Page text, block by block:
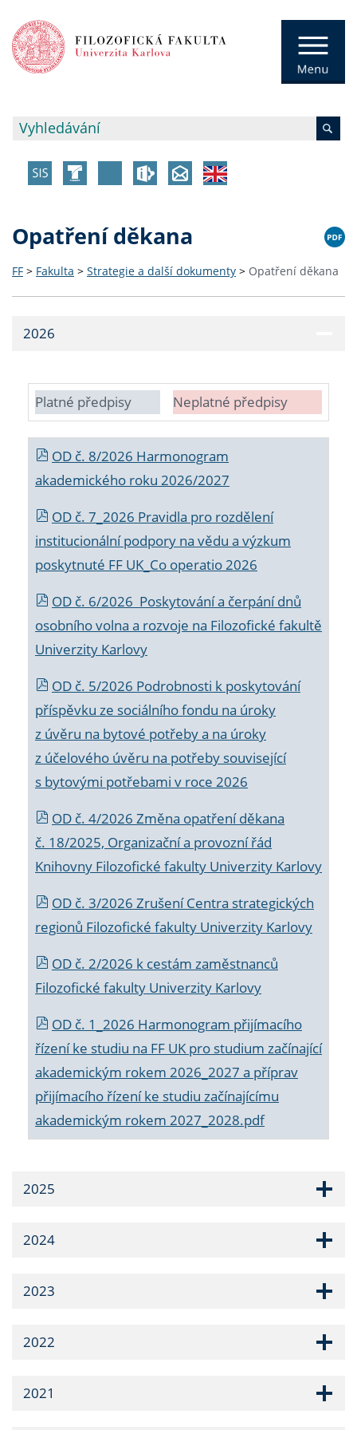
Opatření děkana
FF > Fakulta > Strategie a další dokumenty > Opatření děkana
2026
Platné předpisy Neplatné předpisy
OD č. 8/2026 Harmonogram
akademického roku 2026/2027
OD č. 7_2026 Pravidla pro rozdělení
institucionální podpory na vědu a výzkum
poskytnuté FF UK_Co operatio 2026
OD č. 6/2026 Poskytování a čerpání dnů
osobního volna a rozvoje na Filozofické fakultě
Univerzity Karlovy
OD č. 5/2026 Podrobnosti k poskytování
příspěvku ze sociálního fondu na úroky
z úvěru na bytové potřeby a na úroky
z účelového úvěru na potřeby související
s bytovými potřebami v roce 2026
OD č. 4/2026 Změna opatření děkana
č. 18/2025, Organizační a provozní řád
Knihovny Filozofické fakulty Univerzity Karlovy
OD č. 3/2026 Zrušení Centra strategických
regionů Filozofické fakulty Univerzity Karlovy
OD č. 2/2026 k cestám zaměstnanců
Filozofické fakulty Univerzity Karlovy
OD č. 1_2026 Harmonogram přijímacího
řízení ke studiu na FF UK pro studium začínající
akademickým rokem 2026_2027 a příprav
přijímacího řízení ke studiu začínajícímu
akademickým rokem 2027_2028.pdf
2025
2024
2023
2022
2021